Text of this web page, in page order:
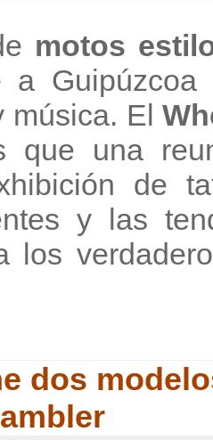
motos
Guipúzcoa
música. El
que una
de
y las
los
dos